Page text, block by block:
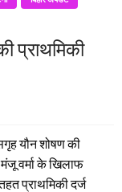
प्राथमिकी
यौन शोषण की
वर्मा के खिलाफ
प्राथमिकी दर्ज